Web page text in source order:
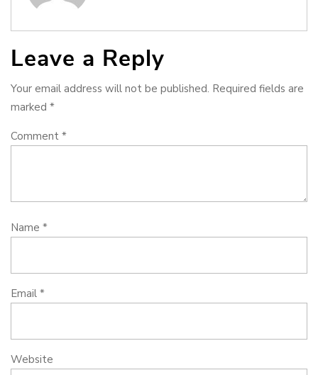
Leave a Reply
Your email address will not be published. Required fields are
marked *
Comment *
Name *
Email *
Website